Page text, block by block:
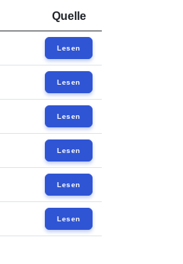
Quelle
Lesen
Lesen
Lesen
Lesen
Lesen
Lesen